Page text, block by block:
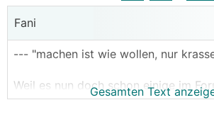
Fani
--- "machen ist wie wollen, nur
Weil es nun doch schon einige im
eingeschlossen), die entweder dabei
Gesamten Text